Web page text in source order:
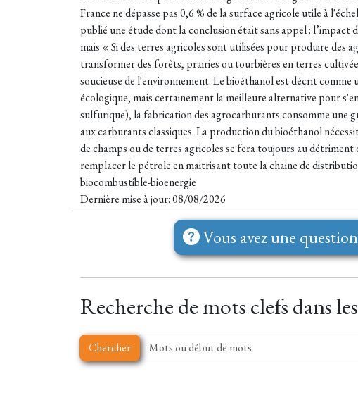
France ne dépasse pas 0,6 % de la surface agricole utile à
publié une étude dont la conclusion était sans appel : l’impact
mais « Si des terres agricoles sont utilisées pour produire
transformer des forêts, prairies ou tourbières en terres
soucieuse de l'environnement. Le bioéthanol est décrit
écologique, mais certainement la meilleure alternative pour
sulfurique), la fabrication des agrocarburants consomme une
aux carburants classiques. La production du bioéthanol
de champs ou de terres agricoles se fera toujours au
remplacer le pétrole en maitrisant toute la chaine de
biocombustible-bioenergie
Dernière mise à jour: 08/08/2026
Vous avez une
Recherche de mots clefs dans
Chercher